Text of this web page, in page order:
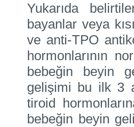
Yukarıda
bayanlar veya
ve anti-TPO
hormonlarının
bebeğin beyin
gelişimi bu ilk 3
tiroid
bebeğin beyin